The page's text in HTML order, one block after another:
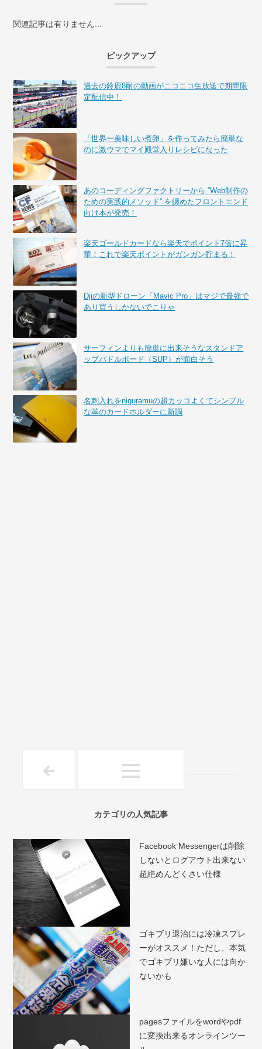
関連記事は有りません...
ピックアップ
過去の鈴鹿8耐の動画がニコニコ生放送で期間限
定配信中！
「世界一美味しい煮卵」を作ってみたら簡単な
のに激ウマでマイ殿堂入りレシピになった
あのコーディングファクトリーから ”Web制作の
ための実践的メソッド” を纏めたフロントエンド
向け本が発売！
楽天ゴールドカードなら楽天でポイント7倍に昇
華！これで楽天ポイントがガンガン貯まる！
Djiの新型ドローン「Mavic Pro」はマジで最強で
あり買うしかないでこりゃ
サーフィンよりも簡単に出来そうなスタンドア
ップパドルボード（SUP）が面白そう
名刺入れをniguramuの超カッコよくてシンプル
な革のカードホルダーに新調
カテゴリの人気記事
Facebook Messengerは削除
しないとログアウト出来ない
超絶めんどくさい仕様
ゴキブリ退治には冷凍スプレ
ーがオススメ！ただし、本気
でゴキブリ嫌いな人には向か
ないかも
pagesファイルをwordやpdf
に変換出来るオンラインツー